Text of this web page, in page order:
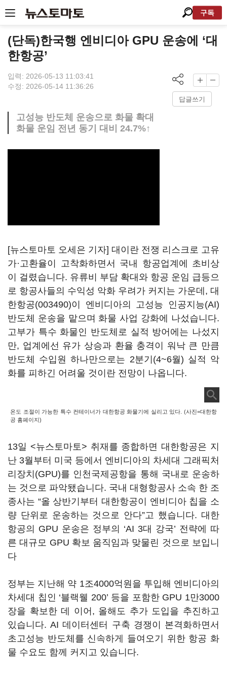
구독
(단독)한국행 엔비디아 GPU 운송에 ‘대
한항공’
입력: 2026-05-13 11:03:41
수정: 2026-05-14 11:36:26
답글쓰기
고성능 반도체 운송으로 화물 확대
화물 운임 전년 동기 대비 24.7%↑
[뉴스토마토 오세은 기자] 대이란 전쟁 리스크로 고유
가·고환율이 고착화하면서 국내 항공업계에 초비상
이 걸렸습니다. 유류비 부담 확대와 항공 운임 급등으
로 항공사들의 수익성 악화 우려가 커지는 가운데, 대
한항공(003490)이 엔비디아의 고성능 인공지능(AI)
반도체 운송을 맡으며 화물 사업 강화에 나섰습니다.
고부가 특수 화물인 반도체로 실적 방어에는 나섰지
만, 업계에선 유가 상승과 환율 충격이 워낙 큰 만큼
반도체 수입원 하나만으로는 2분기(4~6월) 실적 악
화를 피하긴 어려울 것이란 전망이 나옵니다.
온도 조절이 가능한 특수 컨테이너가 대한항공 화물기에 실리고 있다. (사진=대한항
공 홈페이지)
13일 <뉴스토마토> 취재를 종합하면 대한항공은 지
난 3월부터 미국 등에서 엔비디아의 차세대 그래픽처
리장치(GPU)를 인천국제공항을 통해 국내로 운송하
는 것으로 파악됐습니다. 국내 대형항공사 소속 한 조
종사는 “올 상반기부터 대한항공이 엔비디아 칩을 소
량 단위로 운송하는 것으로 안다”고 했습니다. 대한
항공의 GPU 운송은 정부의 ‘AI 3대 강국’ 전략에 따
른 대규모 GPU 확보 움직임과 맞물린 것으로 보입니
다
정부는 지난해 약 1조4000억원을 투입해 엔비디아의
차세대 칩인 ‘블랙웰 200’ 등을 포함한 GPU 1만3000
장을 확보한 데 이어, 올해도 추가 도입을 추진하고
있습니다. AI 데이터센터 구축 경쟁이 본격화하면서
초고성능 반도체를 신속하게 들여오기 위한 항공 화
물 수요도 함께 커지고 있습니다.